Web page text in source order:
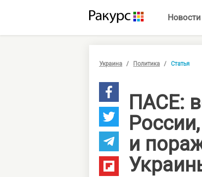
Новости
Украина Политика Статья
ПАСЕ:
и